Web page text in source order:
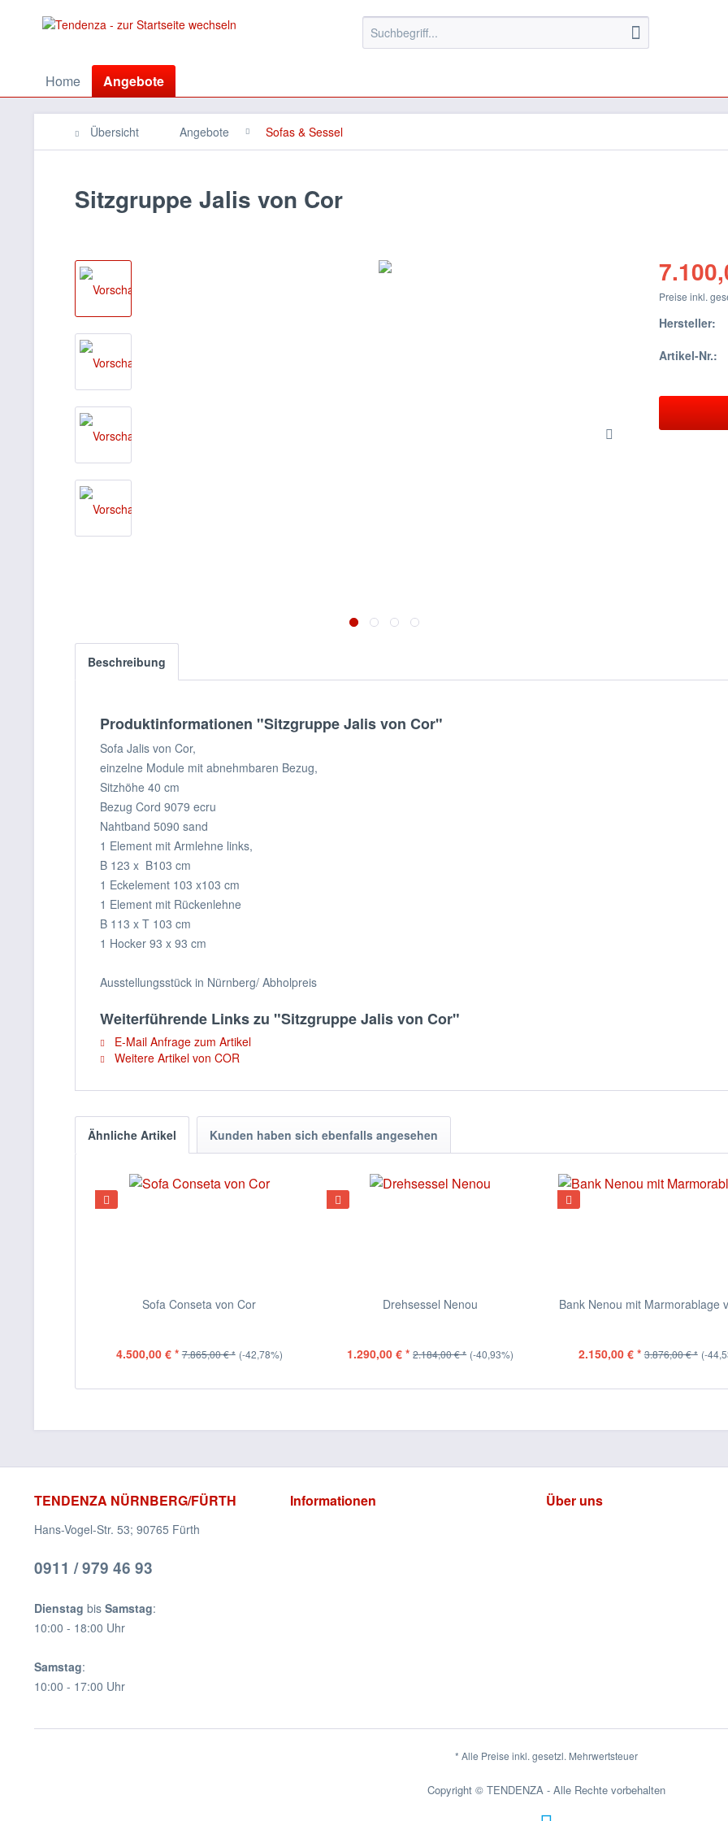
Home Angebote
Übersicht Angebote Sofas & Sessel
Sitzgruppe Jalis von Cor
Preise inkl.
Hersteller:
Artikel-Nr.:
Beschreibung
Produktinformationen "Sitzgruppe Jalis von Cor"
Sofa Jalis von Cor,
einzelne Module mit abnehmbaren Bezug,
Sitzhöhe 40 cm
Bezug Cord 9079 ecru
Nahtband 5090 sand
1 Element mit Armlehne links,
B 123 x B103 cm
1 Eckelement 103 x103 cm
1 Element mit Rückenlehne
B 113 x T 103 cm
1 Hocker 93 x 93 cm
Ausstellungsstück in Nürnberg/ Abholpreis
Weiterführende Links zu "Sitzgruppe Jalis von Cor"
E-Mail Anfrage zum Artikel
Weitere Artikel von COR
Ähnliche Artikel Kunden haben sich ebenfalls angesehen
Sofa Conseta von Cor
4.500,00 € * 7.865,00 € * (-42,78%)
Drehsessel Nenou
1.290,00 € * 2.184,00 € * (-40,93%)
Bank Nenou mit Marmorablage
2.150,00 € * 3.876,00 € * (-
TENDENZA NÜRNBERG/FÜRTH
Hans-Vogel-Str. 53; 90765 Fürth
0911 / 979 46 93
Dienstag bis Samstag:
10:00 - 18:00 Uhr
Samstag:
10:00 - 17:00 Uhr
Informationen Über uns
* Alle Preise inkl. gesetzl. Mehrwertsteuer
Copyright © TENDENZA - Alle Rechte vorbehalten